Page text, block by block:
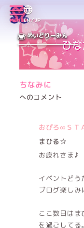
MENUEN／JP
めいどりーみん
ちなみに
へのコメント
おぴろ∞ＳＴ
まひる☆
お疲れさま♪
イベントどう
ブログ楽し
ここ数日はま
を過ごしてる。